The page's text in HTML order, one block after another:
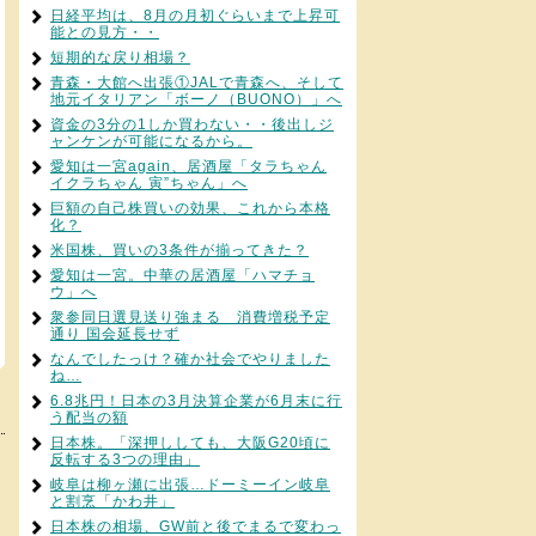
日経平均は、8月の月初ぐらいまで上昇可
能との見方・・
短期的な戻り相場？
青森・大館へ出張①JALで青森へ、そして
地元イタリアン「ボーノ（BUONO）」へ
資金の3分の1しか買わない・・後出しジ
ャンケンが可能になるから。
愛知は一宮again、居酒屋「タラちゃん
イクラちゃん 寅”ちゃん」へ
巨額の自己株買いの効果、これから本格
化？
米国株、買いの3条件が揃ってきた？
愛知は一宮。中華の居酒屋「ハマチョ
ウ」へ
衆参同日選見送り強まる 消費増税予定
通り 国会延長せず
なんでしたっけ？確か社会でやりました
ね…
6.8兆円！日本の3月決算企業が6月末に行
う配当の額
日本株。「深押ししても、大阪G20頃に
反転する3つの理由」
岐阜は柳ヶ瀬に出張…ドーミーイン岐阜
と割烹「かわ井」
日本株の相場、GW前と後でまるで変わっ